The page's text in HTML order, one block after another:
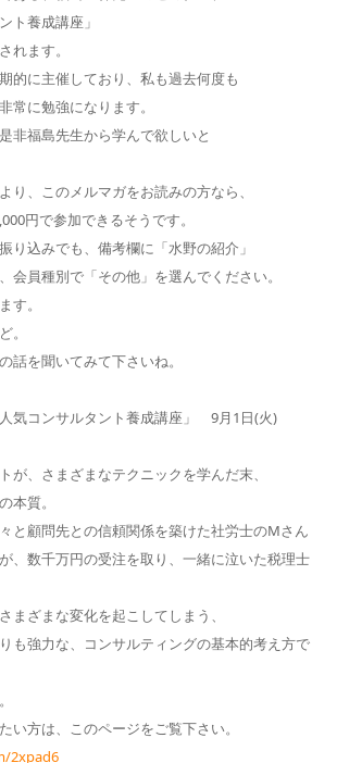
ト養成講座」
れます。
的に主催しており、私も過去何度も
常に勉強になります。
非福島先生から学んで欲しいと
り、このメルマガをお読みの方なら、
円で参加できるそうです。
り込みでも、備考欄に「水野の紹介」
会員種別で「その他」を選んでください。
す。
。
話を聞いてみて下さいね。
気コンサルタント養成講座」 9月1日(火)
が、さまざまなテクニックを学んだ末、
本質。
と顧問先との信頼関係を築けた社労士のMさん
、数千万円の受注を取り、一緒に泣いた税理士
まざまな変化を起こしてしまう、
も強力な、コンサルティングの基本的考え方で
い方は、このページをご覧下さい。
2xpad6